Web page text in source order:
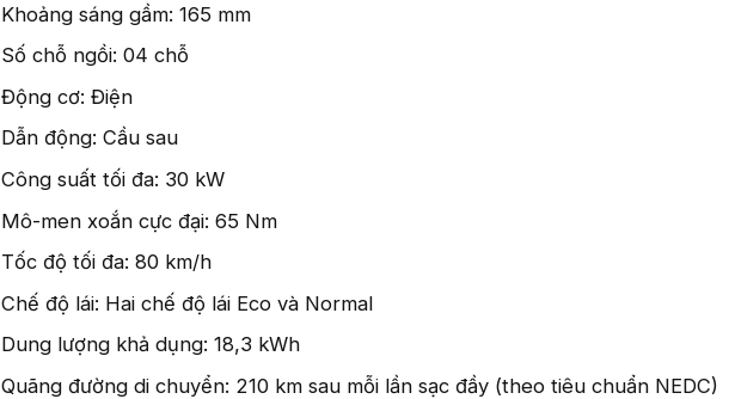
Khoảng sáng gầm: 165 mm
Số chỗ ngồi: 04 chỗ
Động cơ: Điện
Dẫn động: Cầu sau
Công suất tối đa: 30 kW
Mô-men xoắn cực đại: 65 Nm
Tốc độ tối đa: 80 km/h
Chế độ lái: Hai chế độ lái Eco và Normal
Dung lượng khả dụng: 18,3 kWh
Quãng đường di chuyển: 210 km sau mỗi lần sạc đầy (theo tiêu chuẩn NEDC)